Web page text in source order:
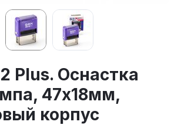
Plus. Оснастка
47х18мм,
корпус